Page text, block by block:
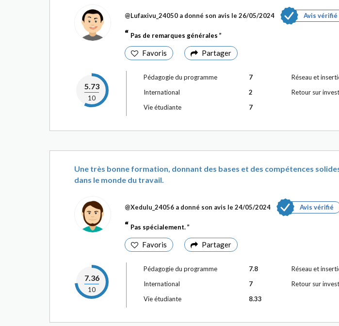
@Lufaxivu_24050 a donné son avis le 26/05/2024 Avis vérifié
Pas de remarques générales
Favoris Partager
5.73
10
Pédagogie du programme
7
International
2
Vie étudiante
7
Réseau et
Retour sur
Une très bonne formation, donnant des bases et des compétences
dans le monde du travail.
@Xedulu_24056 a donné son avis le 24/05/2024 Avis vérifié
Pas spécialement.
Favoris Partager
7.36
10
Pédagogie du programme
7.8
International
7
Vie étudiante
8.33
Réseau et
Retour sur